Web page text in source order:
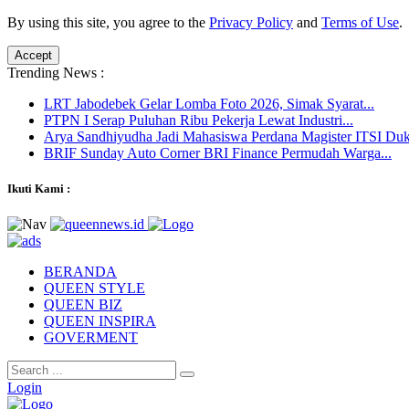
By using this site, you agree to the Privacy Policy and Terms of Use.
Accept
Trending News :
LRT Jabodebek Gelar Lomba Foto 2026, Simak Syarat...
PTPN I Serap Puluhan Ribu Pekerja Lewat Industri...
Arya Sandhiyudha Jadi Mahasiswa Perdana Magister ITSI
BRIF Sunday Auto Corner BRI Finance Permudah Warga...
Ikuti Kami :
BERANDA
QUEEN STYLE
QUEEN BIZ
QUEEN INSPIRA
GOVERMENT
Login